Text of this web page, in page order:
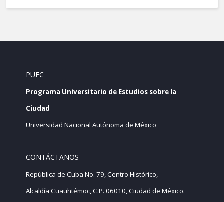
PUEC
Programa Universitario de Estudios sobre la
Ciudad
Universidad Nacional Autónoma de México
CONTÁCTANOS
República de Cuba No. 79, Centro Histórico,
Alcaldía Cuauhtémoc, C.P. 06010, Ciudad de México.